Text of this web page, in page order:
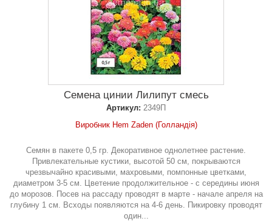
Семена цинии Лилипут смесь
Артикул: 2349П
Виробник Hem Zaden (Голландія)
Семян в пакете 0,5 гр. Декоративное однолетнее растение.
Привлекательные кустики, высотой 50 см, покрываются
чрезвычайно красивыми, махровыми, помпонные цветками,
диаметром 3-5 см. Цветение продолжительное - с середины июня
до морозов. Посев на рассаду проводят в марте - начале апреля на
глубину 1 см. Всходы появляются на 4-6 день. Пикировку проводят
один...